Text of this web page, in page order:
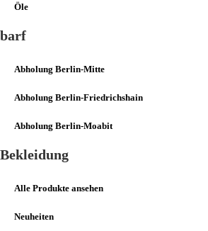
Öle
barf
Abholung Berlin-Mitte
Abholung Berlin-Friedrichshain
Abholung Berlin-Moabit
Bekleidung
Alle Produkte ansehen
Neuheiten